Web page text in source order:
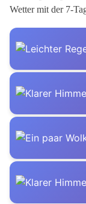
Wetter mit der 7-